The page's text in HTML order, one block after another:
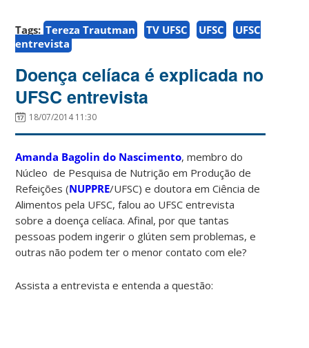
Tags: Tereza Trautman TV UFSC UFSC
UFSC
entrevista
Doença celíaca é explicada no
UFSC entrevista
18/07/2014 11:30
Amanda Bagolin do Nascimento, membro do
Núcleo de Pesquisa de Nutrição em Produção de
Refeições (NUPPRE/UFSC) e doutora em Ciência de
Alimentos pela UFSC, falou ao UFSC entrevista
sobre a doença celíaca. Afinal, por que tantas
pessoas podem ingerir o glúten sem problemas, e
outras não podem ter o menor contato com ele?
Assista a entrevista e entenda a questão: